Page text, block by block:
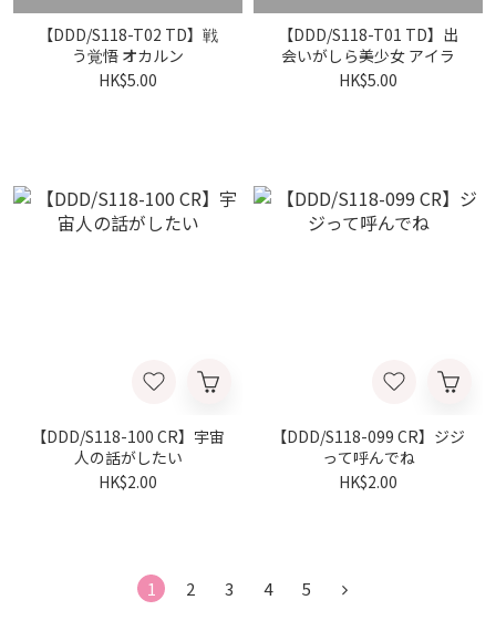
【DDD/S118-T02 TD】戦
う覚悟 オカルン
HK$5.00
【DDD/S118-T01 TD】出
会いがしら美少女 アイラ
HK$5.00
【DDD/S118-100 CR】宇宙
人の話がしたい
HK$2.00
【DDD/S118-099 CR】ジジ
って呼んでね
HK$2.00
1 2 3 4 5